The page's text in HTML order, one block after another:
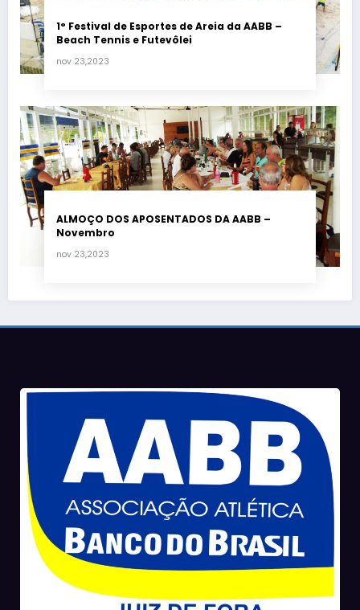
1° Festival de Esportes de Areia da AABB –
Beach Tennis e Futevôlei
nov 23,2023
ALMOÇO DOS APOSENTADOS DA AABB –
Novembro
nov 23,2023